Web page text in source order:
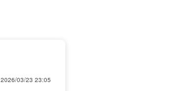
2026/03/23 23:05